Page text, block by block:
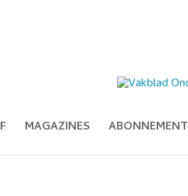
MAGAZINES ABONNEMENT